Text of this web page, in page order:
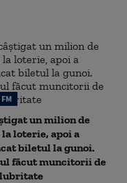
un milion de
loterie, apoi a
biletul la gunoi.
făcut muncitorii de